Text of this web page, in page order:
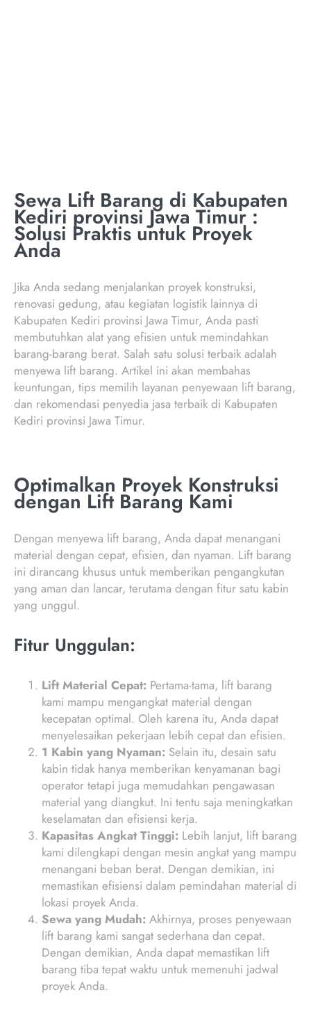
Sewa Lift Barang di Kabupaten
Kediri provinsi Jawa Timur :
Solusi Praktis untuk Proyek
Anda
Jika Anda sedang menjalankan proyek konstruksi,
renovasi gedung, atau kegiatan logistik lainnya di
Kabupaten Kediri provinsi Jawa Timur, Anda pasti
membutuhkan alat yang efisien untuk memindahkan
barang-barang berat. Salah satu solusi terbaik adalah
menyewa lift barang. Artikel ini akan membahas
keuntungan, tips memilih layanan penyewaan lift barang,
dan rekomendasi penyedia jasa terbaik di Kabupaten
Kediri provinsi Jawa Timur.
Optimalkan Proyek Konstruksi
dengan Lift Barang Kami
Dengan menyewa lift barang, Anda dapat menangani
material dengan cepat, efisien, dan nyaman. Lift barang
ini dirancang khusus untuk memberikan pengangkutan
yang aman dan lancar, terutama dengan fitur satu kabin
yang unggul.
Fitur Unggulan:
Lift Material Cepat: Pertama-tama, lift barang
kami mampu mengangkat material dengan
kecepatan optimal. Oleh karena itu, Anda dapat
menyelesaikan pekerjaan lebih cepat dan efisien.
1 Kabin yang Nyaman: Selain itu, desain satu
kabin tidak hanya memberikan kenyamanan bagi
operator tetapi juga memudahkan pengawasan
material yang diangkut. Ini tentu saja meningkatkan
keselamatan dan efisiensi kerja.
Kapasitas Angkat Tinggi: Lebih lanjut, lift barang
kami dilengkapi dengan mesin angkat yang mampu
menangani beban berat. Dengan demikian, ini
memastikan efisiensi dalam pemindahan material di
lokasi proyek Anda.
Sewa yang Mudah: Akhirnya, proses penyewaan
lift barang kami sangat sederhana dan cepat.
Dengan demikian, Anda dapat memastikan lift
barang tiba tepat waktu untuk memenuhi jadwal
proyek Anda.